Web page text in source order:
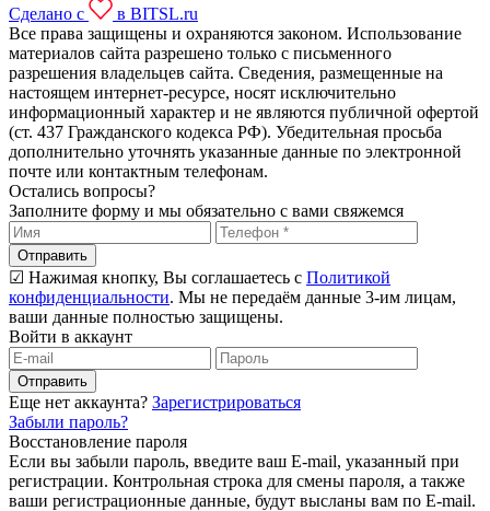
Сделано с
в BITSL.ru
Все права защищены и охраняются законом. Использование
материалов сайта разрешено только с письменного
разрешения владельцев сайта. Сведения, размещенные на
настоящем интернет-ресурсе, носят исключительно
информационный характер и не являются публичной офертой
(ст. 437 Гражданского кодекса РФ). Убедительная просьба
дополнительно уточнять указанные данные по электронной
почте или контактным телефонам.
Остались вопросы?
Заполните форму и мы обязательно с вами свяжемся
Отправить
☑ Нажимая кнопку, Вы соглашаетесь с Политикой
конфиденциальности. Мы не передаём данные 3-им лицам,
ваши данные полностью защищены.
Войти в аккаунт
Отправить
Еще нет аккаунта? Зарегистрироваться
Забыли пароль?
Восстановление пароля
Если вы забыли пароль, введите ваш E-mail, указанный при
регистрации. Контрольная строка для смены пароля, а также
ваши регистрационные данные, будут высланы вам по E-mail.